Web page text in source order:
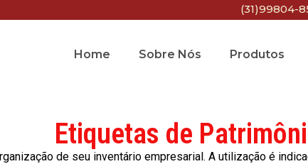
(31)99804-
Home Sobre Nós Produtos
Etiquetas de
de seu inventário empresarial. A utilização é